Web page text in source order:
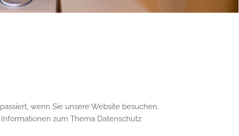
wenn Sie unsere Website besuchen.
zum Thema Datenschutz